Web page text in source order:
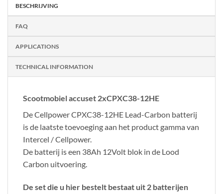
BESCHRIJVING
FAQ
APPLICATIONS
TECHNICAL INFORMATION
Scootmobiel accuset 2xCPXC38-12HE
De Cellpower CPXC38-12HE Lead-Carbon batterij
is de laatste toevoeging aan het product gamma van
Intercel / Cellpower.
De batterij is een 38Ah 12Volt blok in de Lood
Carbon uitvoering.
De set die u hier bestelt bestaat uit 2 batterijen